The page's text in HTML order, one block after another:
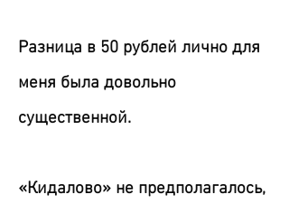
Разница в 50 рублей лично для
меня была довольно
существенной.
«Кидалово» не предполагалось,